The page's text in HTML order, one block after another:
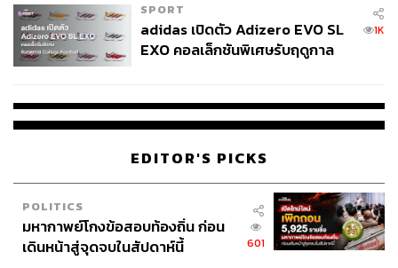
SPORT
adidas เปิดตัว Adizero EVO SL
EXO คอลเล็กชันพิเศษรับฤดูกาล
1K
EDITOR'S PICKS
POLITICS
มหากาพย์โกงข้อสอบท้องถิ่น ก่อน
เดินหน้าสู่จุดจบในสัปดาห์นี้
601